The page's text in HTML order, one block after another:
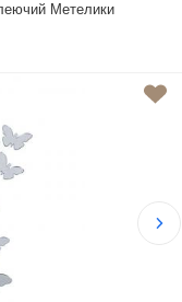
Метелики